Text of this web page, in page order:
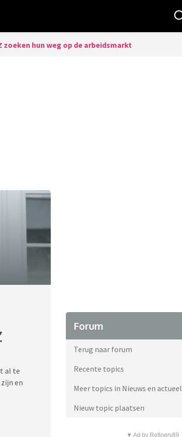
zoeken hun weg op de arbeidsmarkt
al te
en
Forum
Terug naar forum
Recente topics
Meer topics in Nieuws en actueel
Nieuw topic plaatsen
▼ Ad by Refinery89